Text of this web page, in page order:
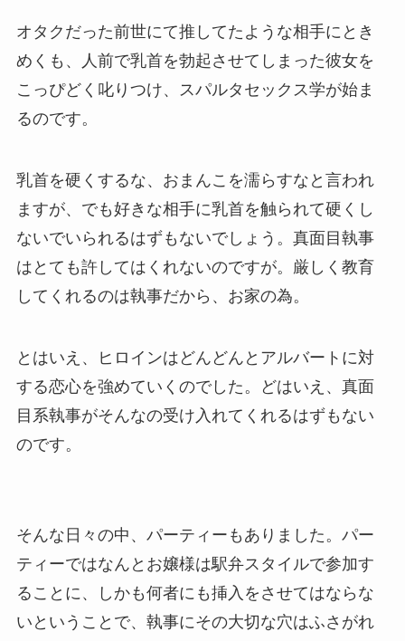
オタクだった前世にて推してたような相手にとき
めくも、人前で乳首を勃起させてしまった彼女を
こっぴどく叱りつけ、スパルタセックス学が始ま
るのです。
乳首を硬くするな、おまんこを濡らすなと言われ
ますが、でも好きな相手に乳首を触られて硬くし
ないでいられるはずもないでしょう。真面目執事
はとても許してはくれないのですが。厳しく教育
してくれるのは執事だから、お家の為。
とはいえ、ヒロインはどんどんとアルバートに対
する恋心を強めていくのでした。どはいえ、真面
目系執事がそんなの受け入れてくれるはずもない
のです。
そんな日々の中、パーティーもありました。パー
ティーではなんとお嬢様は駅弁スタイルで参加す
ることに、しかも何者にも挿入をさせてはならな
いということで、執事にその大切な穴はふさがれ